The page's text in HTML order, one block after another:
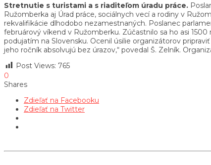
Stretnutie s turistami a s riaditeľom úradu práce.
Ružomberka aj Úrad práce, sociálnych vecí a rodiny v
rekvalifikácie dlhodobo nezamestnaných. Poslanec
februárový víkend v Ružomberku. Zúčastnilo sa ho asi
podujatím na Slovensku. Ocenil úsilie organizátorov
jeho ročník absolvujú bez úrazov,“ povedal Š. Zelník.
Post Views: 765
0
Shares
Zdieľať na Facebooku
Zdieľať na Twitter